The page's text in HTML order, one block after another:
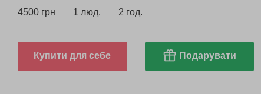
4500 грн 1 люд. 2 год.
Купити для себе Подарувати